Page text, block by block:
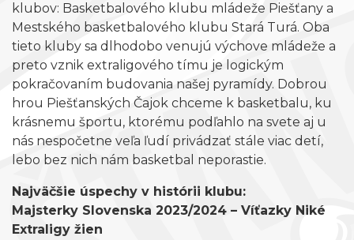
klubov: Basketbalového klubu mládeže Piešťany a
Mestského basketbalového klubu Stará Turá. Oba
tieto kluby sa dlhodobo venujú výchove mládeže a
preto vznik extraligového tímu je logickým
pokračovaním budovania našej pyramídy. Dobrou
hrou Piešťanských Čajok chceme k basketbalu, ku
krásnemu športu, ktorému podľahlo na svete aj u
nás nespočetne veľa ľudí privádzať stále viac detí,
lebo bez nich nám basketbal neporastie.
Najväčšie úspechy v histórii klubu:
Majsterky Slovenska 2023/2024 – Víťazky Niké
Extraligy žien